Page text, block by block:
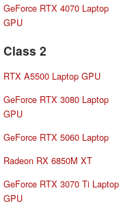
GeForce RTX 4070 Laptop
GPU
Class 2
RTX A5500 Laptop GPU
GeForce RTX 3080 Laptop
GPU
GeForce RTX 5060 Laptop
Radeon RX 6850M XT
GeForce RTX 3070 Ti Laptop
GPU